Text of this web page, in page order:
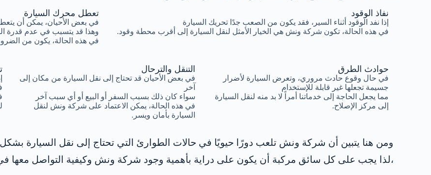
تعطل محرك السيارة
في بعض الأحيان، يمكن أن
وهذا قد يتسبب في عدم قدرة
في هذه الحالة، يكون من
نفاذ الوقود
إذا نفد الوقود أثناء السير، فقد يكون من الصعب جدًا تحريك السيارة
في هذه الحالة، تكون شركة ونش هي الخيار الأمثل لنقل السيارة إلى أقرب محطة وقود.
التنقل والترحال
في بعض الأحيان قد تحتاج إلى نقل السيارة من مكان إلى
آخر
سواء كان ذلك بسبب السفر أو البيع أو أي سبب آخر
في هذه الحالة، يمكن الاعتماد على شركة ونش لنقل
السيارة بأمان ويسر.
حوادث الطرق
في حال وقوع حادث مروري، وتعرض السيارة لأضرار
جسيمة تجعلها غير قابلة للإستخدام
مما يجعل الحاجة إلى خدماتنا أمراً لا بد منه لنقل السيارة
إلى مركز الإصلاح.
ومن هنا يتبين أن شركة ونش تلعب دورًا حيويًا في حالات الطوارئ التي تحتاج إلى نقل السيارة
،لذا يجب على كل سائق مركبة أن يكون على دراية بأهمية وجود شركة ونش وكيفية التواصل معها